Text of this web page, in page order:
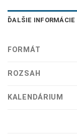
ĎALŠIE INFORMÁCIE
FORMÁT
ROZSAH
KALENDÁRIUM